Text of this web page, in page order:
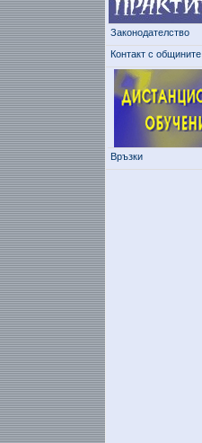
Законодателство
Контакт с общините
Връзки